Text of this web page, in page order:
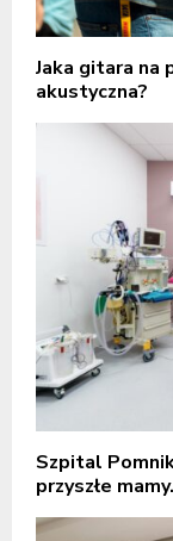
Jaka gitara na
akustyczna?
Szpital
przyszłe